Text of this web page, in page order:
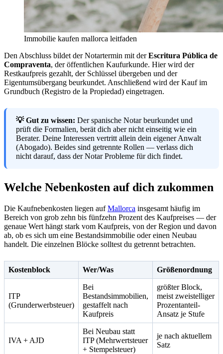
Immobilie kaufen mallorca leitfaden
Den Abschluss bildet der Notartermin mit derEscritura Pública de
Compraventa, der öffentlichen Kaufurkunde. Hier wird der
Restkaufpreis gezahlt, der Schlüssel übergeben und der
Eigentumsübergang beurkundet. Anschließend wird der Kauf im
Grundbuch (Registro de la Propiedad) eingetragen.
💡 Gut zu wissen: Der spanische Notar beurkundet und
prüft die Formalien, berät dich aber nicht einseitig wie ein
Berater. Deine Interessen vertritt allein dein eigener Anwalt
(Abogado). Beides sind getrennte Rollen — verlass dich
nicht darauf, dass der Notar Probleme für dich findet.
Welche Nebenkosten auf dich zukommen
Die Kaufnebenkosten liegen aufMallorca insgesamt häufig im
Bereich von grob zehn bis fünfzehn Prozent des Kaufpreises — der
genaue Wert hängt stark vom Kaufpreis, von der Region und davon
ab, ob es sich um eine Bestandsimmobilie oder einen Neubau
handelt. Die einzelnen Blöcke solltest du getrennt betrachten.
Kostenblock Wer/Was Größenordnung
ITP
(Grunderwerbsteuer)
Bei
Bestandsimmobilien,
gestaffelt nach
Kaufpreis
größter Block,
meist zweistelliger
Prozentanteil-
Ansatz je Stufe
IVA + AJD
Bei Neubau statt
ITP (Mehrwertsteuer
+ Stempelsteuer)
je nach aktuellem
Satz